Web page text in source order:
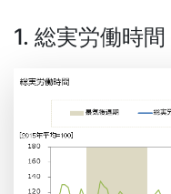
1. 総実労働時間